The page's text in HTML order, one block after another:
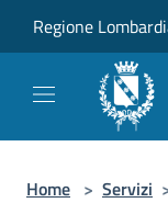
Regione
Home > Servizi